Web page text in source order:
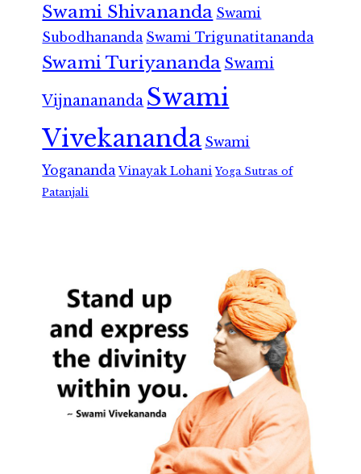
Swami Shivananda Swami
Subodhananda Swami Trigunatitananda
Swami Turiyananda Swami
Vijnanananda Swami
Vivekananda Swami
Yogananda Vinayak Lohani Yoga Sutras of
Patanjali